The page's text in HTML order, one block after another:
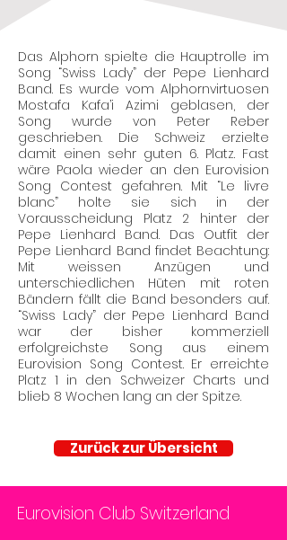
Das Alphorn spielte die Hauptrolle im
Song “Swiss Lady” der Pepe Lienhard
Band. Es wurde vom Alphornvirtuosen
Mostafa Kafa’i Azimi geblasen, der
Song wurde von Peter Reber
geschrieben. Die Schweiz erzielte
damit einen sehr guten 6. Platz. Fast
wäre Paola wieder an den Eurovision
Song Contest gefahren. Mit “Le livre
blanc” holte sie sich in der
Vorausscheidung Platz 2 hinter der
Pepe Lienhard Band. Das Outfit der
Pepe Lienhard Band findet Beachtung:
Mit weissen Anzügen und
unterschiedlichen Hüten mit roten
Bändern fällt die Band besonders auf.
“Swiss Lady” der Pepe Lienhard Band
war der bisher kommerziell
erfolgreichste Song aus einem
Eurovision Song Contest. Er erreichte
Platz 1 in den Schweizer Charts und
blieb 8 Wochen lang an der Spitze.
Zurück zur Übersicht
Eurovision Club Switzerland